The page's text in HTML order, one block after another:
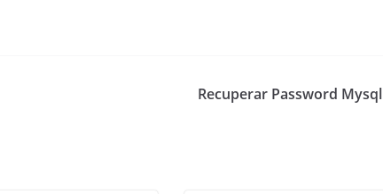
Recuperar Password Mysql